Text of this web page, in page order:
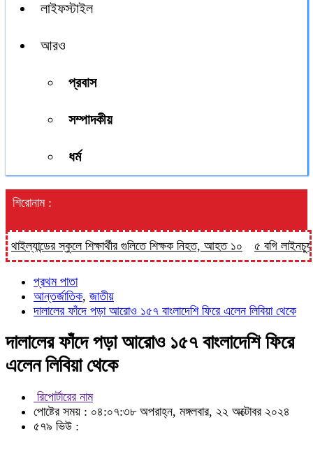
লাইফস্টাইল
আরও
প্রবাস
সম্পাদকীয়
ধর্ম
শিরোনাম :
স্কুলে শিক্ষার্থীর গুলিতে শিক্ষক নিহত, আহত ১০ ৫ বগি লাইনচ্যুত,
প্রথম পাতা
আন্তর্জাতিক, জাতীয়
দালালের ফাঁদে পড়া আরোও ১৫৭ বাংলাদেশি ফিরে এলেন লিবিয়া থেকে
দালালের ফাঁদে পড়া আরোও ১৫৭ বাংলাদেশি ফিরে
এলেন লিবিয়া থেকে
রিপোর্টারের নাম
পোষ্টের সময় : ০৪:০৭:৩৮ অপরাহ্ন, মঙ্গলবার, ২২ অক্টোবর ২০২৪
৫৭৯ ভিউ :